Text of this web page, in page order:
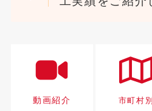
動画紹介 市町村別